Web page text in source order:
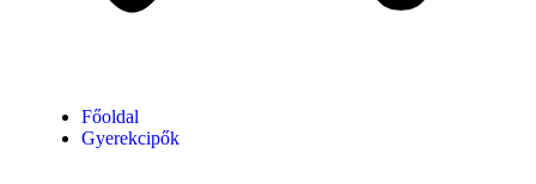
Főoldal
Gyerekcipők